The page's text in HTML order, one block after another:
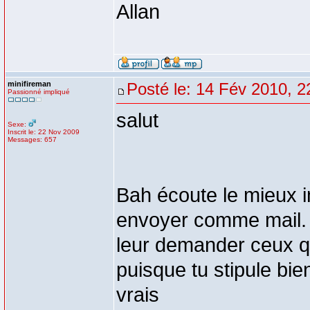
Allan
minifireman
Passionné impliqué
Sexe:
Inscrit le: 22 Nov 2009
Messages: 657
Posté le: 14 Fév 2010,
salut
Bah écoute le mieux
envoyer comme
leur demander ceux
puisque tu stipule
vrais